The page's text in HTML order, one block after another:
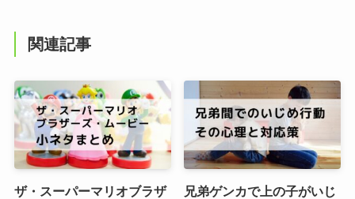
関連記事
ザ・スーパーマリオブラザ
兄弟ゲンカで上の子がいじ